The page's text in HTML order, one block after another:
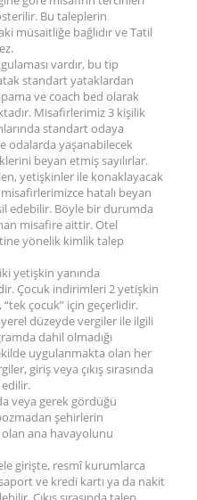
Bu taleplerin
müsaitliğe bağlıdır ve Tatil
vardır, bu tip
standart yataklardan
ve coach bed olarak
Misafirlerimiz 3 kişilik
standart odaya
odalarda yaşanabilecek
beyan etmiş sayılırlar.
yetişkinler ile konaklayacak
misafirlerimizce hatalı beyan
edebilir. Böyle bir durumda
misafire aittir. Otel
yönelik kimlik talep
yetişkin yanında
Çocuk indirimleri 2 yetişkin
çocuk” için geçerlidir.
düzeyde vergiler ile ilgili
dahil olmadığı
uygulanmakta olan her
giriş veya çıkış sırasında
veya gerek gördüğü
şehirlerin
olan ana havayolunu
girişte, resmî kurumlarca
ve kredi kartı ya da nakit